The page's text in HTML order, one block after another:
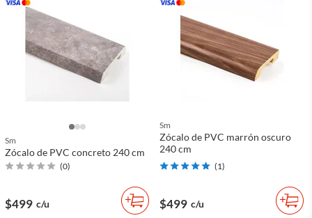
Sm
Zócalo de PVC concreto 240 cm
(0)
$499 c/u
Sm
Zócalo de PVC marrón oscuro
240 cm
(1)
$499 c/u